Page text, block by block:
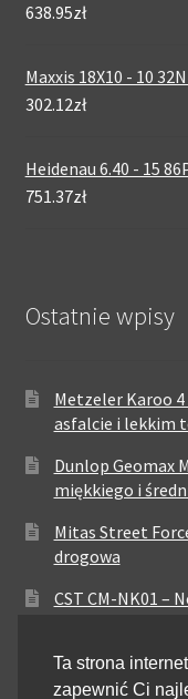
638.95zł
Maxxis 18X10 - 10
302.12zł
Heidenau 6.40 - 15
751.37zł
Ostatnie wpisy
Metzeler Karoo
asfalcie i lekkim
Dunlop Geomax
miękkiego i
Mitas Street
drogowa
CST CM-NK01 –
Ta strona
zapewnić Ci